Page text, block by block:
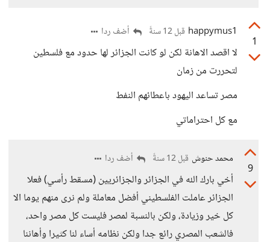
1
happymus1 قبل 12 سنةً أضف ردا
لا اقصد الاهانة لكن لو كانت الجزائر لها حدود مع فلسطين
لتحررت من زمان
مصر تساعد اليهود باعطائهم النفط
مع كل احتراماتي
9
محمد حنوش قبل 12 سنةً أضف ردا
أخي بارك الله في الجزائر والجزائريين (مسقط رأسي) فعلا
الجزائر عاملت الفلسطيني أفضل معاملة ولم نرى منهم يوما الا
كل خير وزيادة، ولكن بالنسبة لمصر فليست كل مصر واحد،
فالشعب المصري رائع جدا ولكن نظامه أساء لنا كثيرا وأهاننا